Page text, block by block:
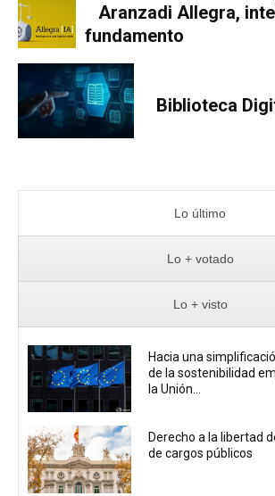
Aranzadi Allegra,
fundamento
Biblioteca
Lo último
Lo + votado
Lo + visto
Hacia una
de la sostenibilidad
la Unión...
Derecho a la libertad
de cargos públicos